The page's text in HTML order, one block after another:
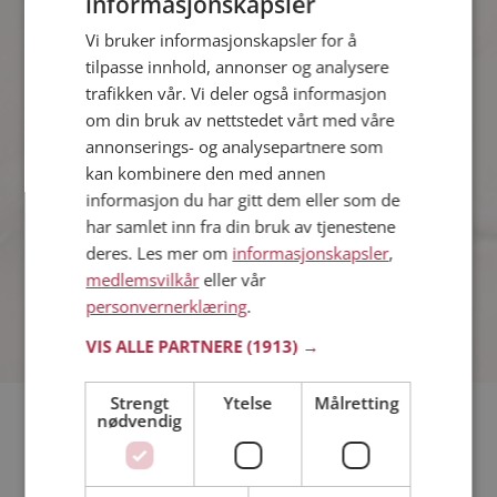
Kvinner synes
12% Ja
88%
Fortjente "Ringenes Herre" 11 Oscar-priser?
Drikker du alkohol mer enn en gang i uka?
Ser du på "Idol"?
Vi bruker informasjonskapsler for å
tilpasse innhold, annonser og analysere
trafikken vår. Vi deler også informasjon
om din bruk av nettstedet vårt med våre
annonserings- og analysepartnere som
kan kombinere den med annen
informasjon du har gitt dem eller som de
har samlet inn fra din bruk av tjenestene
deres. Les mer om informasjonskapsler,
medlemsvilkåreller vår
personvernerklæring.
VIS ALLE PARTNERE(1913) →
Strengt
nødvendig
Ytelse Målretting